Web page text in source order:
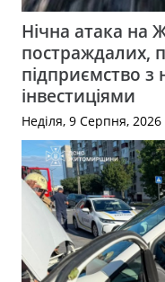
Нічна атака
постраждалих,
підприємство з
інвестиціями
Неділя, 9 Серпня, 2026